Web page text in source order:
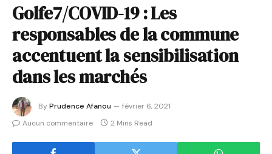
Golfe7/COVID-19 : Les
responsables de la commune
accentuent la sensibilisation
dans les marchés
ByPrudence Afanou
février 6, 2021
Aucun commentaire
2 Mins Read